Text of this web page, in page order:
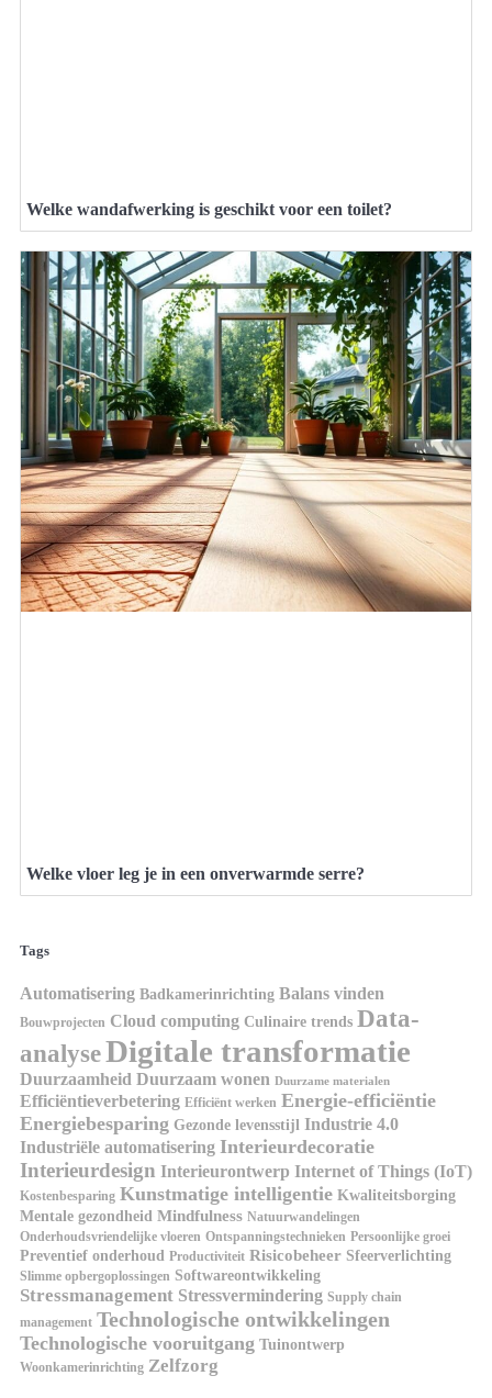
Welke wandafwerking is geschikt voor een toilet?
Welke vloer leg je in een onverwarmde serre?
Tags
Automatisering Badkamerinrichting Balans vinden
Bouwprojecten Cloud computing Culinaire trends Data-
analyseDigitale transformatie
Duurzaamheid Duurzaam wonen Duurzame materialen
Efficiëntieverbetering Efficiënt werken Energie-efficiëntie
Energiebesparing Gezonde levensstijl Industrie 4.0
Industriële automatisering Interieurdecoratie
Interieurdesign Interieurontwerp Internet of Things (IoT)
Kostenbesparing Kunstmatige intelligentie Kwaliteitsborging
Mentale gezondheid Mindfulness Natuurwandelingen
Onderhoudsvriendelijke vloeren Ontspanningstechnieken Persoonlijke groei
Preventief onderhoud Productiviteit Risicobeheer Sfeerverlichting
Slimme opbergoplossingen Softwareontwikkeling
Stressmanagement Stressvermindering Supply chain
management Technologische ontwikkelingen
Technologische vooruitgang Tuinontwerp
Woonkamerinrichting Zelfzorg